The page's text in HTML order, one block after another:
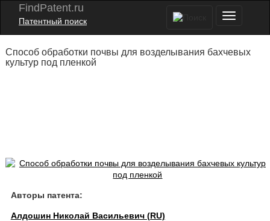
FindPatent.ru
Патентный поиск
Способ обработки почвы для возделывания бахчевых
культур под пленкой
Авторы патента:
Алдошин Николай Васильевич (RU)